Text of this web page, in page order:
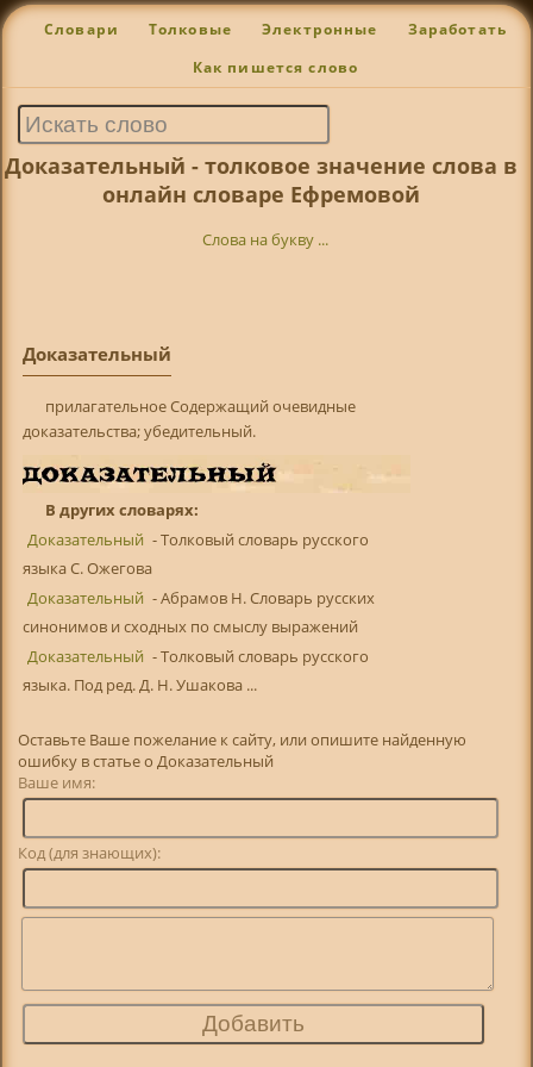
Словари Толковые Электронные Заработать
Как пишется слово
Доказательный - толковое значение слова в
онлайн словаре Ефремовой
Слова на букву ...
Доказательный
прилагательное Содержащий очевидные
доказательства; убедительный.
В других словарях:
Доказательный - Толковый словарь русского
языка С. Ожегова
Доказательный - Абрамов Н. Словарь русских
синонимов и сходных по смыслу выражений
Доказательный - Толковый словарь русского
языка. Под ред. Д. Н. Ушакова ...
Оставьте Ваше пожелание к сайту, или опишите найденную
ошибку в статье о Доказательный
Ваше имя:
Код (для знающих):